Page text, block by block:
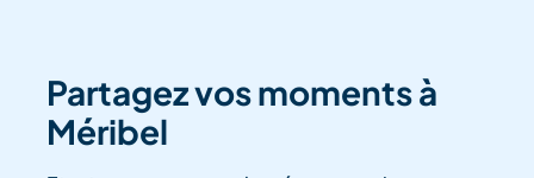
Partagez vos moments à
Méribel